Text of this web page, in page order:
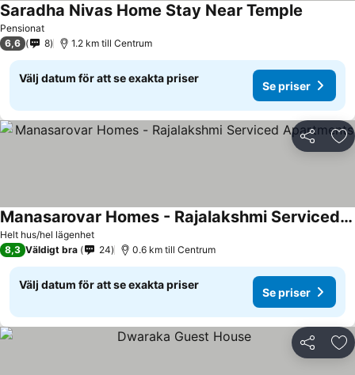
Pensionat
Saradha Nivas Home Stay Near Temple
6,6 8 1.2 km till Centrum
Välj datum för att se exakta priser
Se priser
Dela
Helt hus/hel lägenhet
Manasarovar Homes - Rajalakshmi Serviced Apartments
Se priser
8,3 Väldigt bra 24 0.6 km till Centrum
Välj datum för att se exakta priser
Se priser
Dela